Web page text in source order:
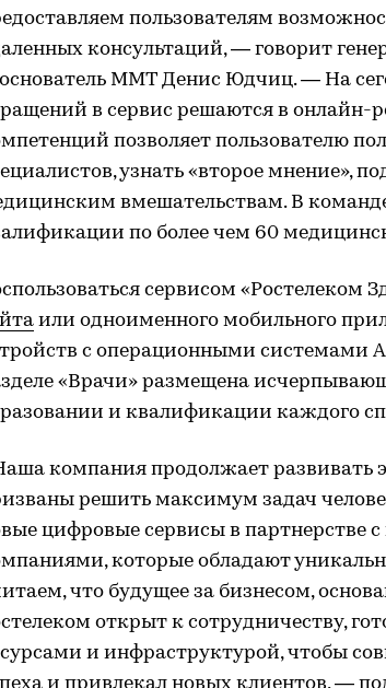
пользователям
консультаций, — говорит
ММТ Денис Юдчиц. — На
в сервис решаются в
позволяет пользователю
узнать «второе мнение»,
вмешательствам. В
по более чем 60
сервисом «Ростелеком
или одноименного мобильного
с операционными системами
«Врачи» размещена
и квалификации каждого
компания продолжает развивать
решить максимум задач
цифровые сервисы в партнерстве
которые обладают
что будущее за бизнесом,
открыт к сотрудничеству,
и инфраструктурой, чтобы